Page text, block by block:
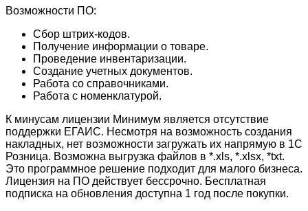
Возможности ПО:
Сбор штрих-кодов.
Получение информации о товаре.
Проведение инвентаризации.
Создание учетных документов.
Работа со справочниками.
Работа с номенклатурой.
К минусам лицензии Минимум является отсутствие
поддержки ЕГАИС. Несмотря на возможность создания
накладных, нет возможности загружать их напрямую в 1С
Розница. Возможна выгрузка файлов в *.xls, *.xlsx, *txt.
Это программное решение подходит для малого бизнеса.
Лицензия на ПО действует бессрочно. Бесплатная
подписка на обновления доступна 1 год после покупки.